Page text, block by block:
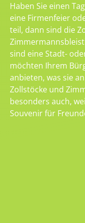
Haben Sie einen
eine Firmenfeier
teil, dann sind die
sind eine Stadt-
möchten Ihrem
anbieten, was sie
Zollstöcke und
besonders auch,
Souvenir für